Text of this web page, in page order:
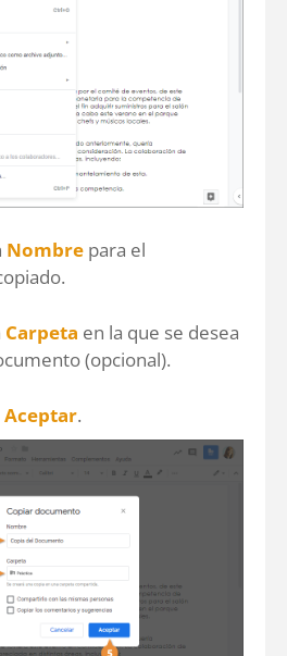
Nombre para el
Carpeta en la que se desea
(opcional).
Aceptar.